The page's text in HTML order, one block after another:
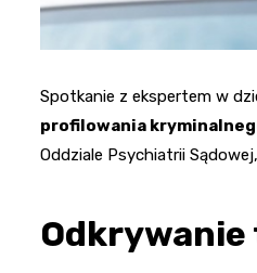
Spotkanie z ekspertem w
profilowania
Oddziale Psychiatrii